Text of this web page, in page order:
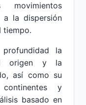
a la dispersión
tiempo.
la
origen y la
así como su
y
basado en